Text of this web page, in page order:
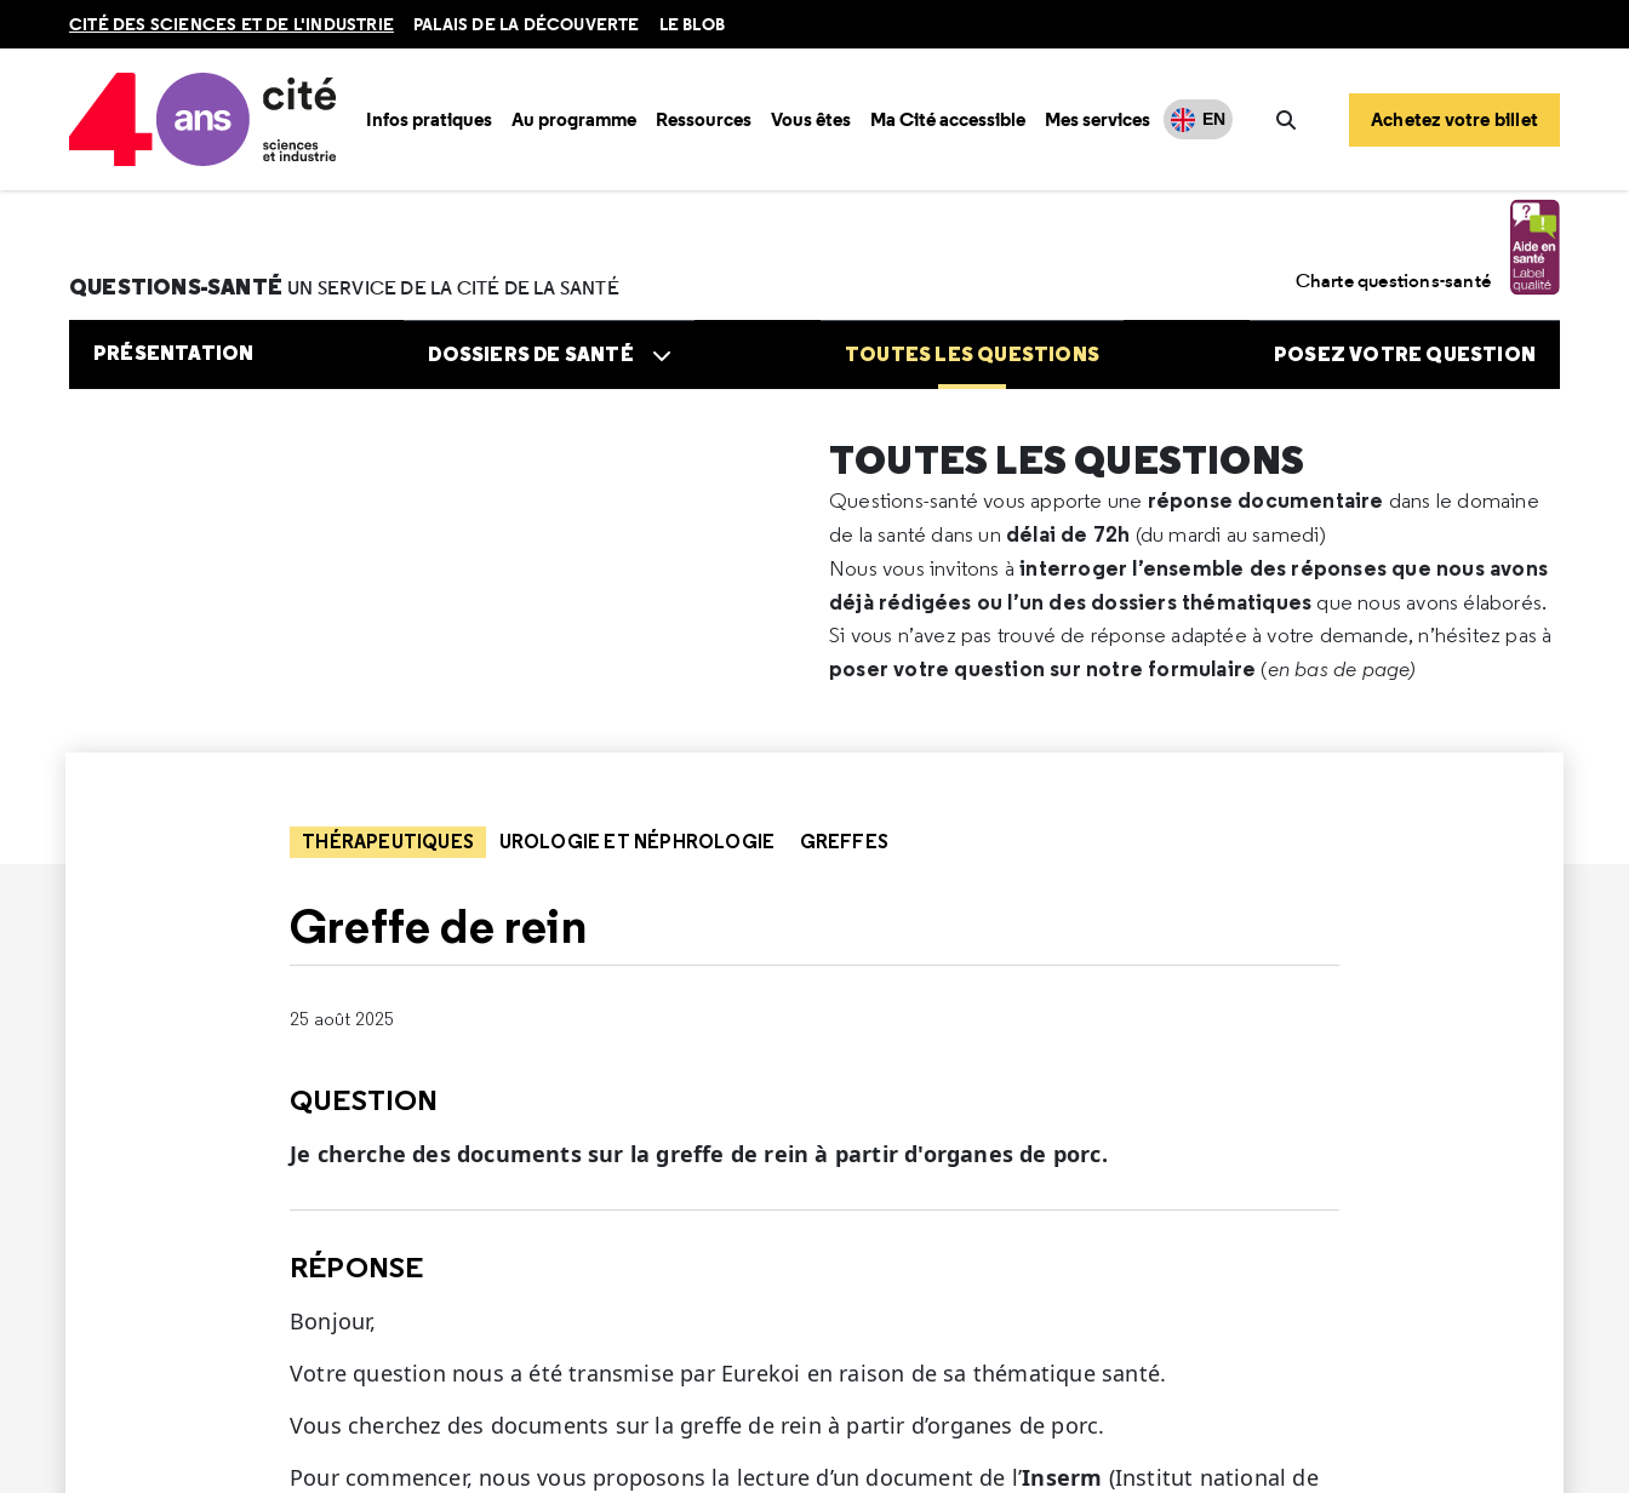
en
CITÉ DES SCIENCES ET DE L'INDUSTRIE PALAIS DE LA DÉCOUVERTE LE BLOB
Infos pratiques Au programme Ressources Vous êtes Ma Cité accessible Mes services EN
Rechercher
Achetez votre billet
Accueil Au programme
QUESTIONS-SANTÉ UN SERVICE DE LA CITÉ DE LA SANTÉ Charte questions-santé
PRÉSENTATION DOSSIERS DE SANTÉ TOUTES LES QUESTIONS POSEZ VOTRE QUESTION
TOUTES LES QUESTIONS
Questions-santé vous apporte une réponse documentaire dans le domaine
de la santé dans un délai de 72h (du mardi au samedi)
Nous vous invitons àinterroger l’ensemble des réponses que nous avons
déjà rédigées ou l’un des dossiers thématiques que nous avons élaborés.
Si vous n’avez pas trouvé de réponse adaptée à votre demande, n’hésitez pas à
poser votre question sur notre formulaire (en bas de page)
THÉRAPEUTIQUES UROLOGIE ET NÉPHROLOGIE GREFFES
Greffe de rein
25 août 2025
QUESTION
Je cherche des documents sur la greffe de rein à partir d'organes de porc.
RÉPONSE
Bonjour,
Votre question nous a été transmise par Eurekoi en raison de sa thématique santé.
Vous cherchez des documents sur la greffe de rein à partir d’organes de porc.
Pour commencer, nous vous proposons la lecture d’un document de l’Inserm (Institut national de